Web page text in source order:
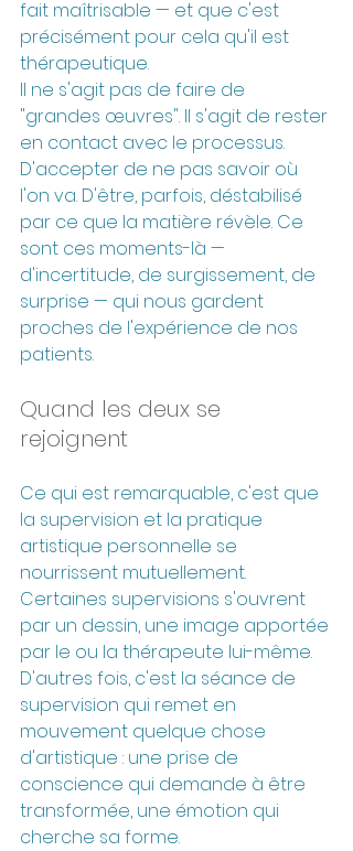
fait maîtrisable — et que c'est
précisément pour cela qu'il est
thérapeutique.
Il ne s'agit pas de faire de
"grandes œuvres". Il s'agit de rester
en contact avec le processus.
D'accepter de ne pas savoir où
l'on va. D'être, parfois, déstabilisé
par ce que la matière révèle. Ce
sont ces moments-là —
d'incertitude, de surgissement, de
surprise — qui nous gardent
proches de l'expérience de nos
patients.
Quand les deux se
rejoignent
Ce qui est remarquable, c'est que
la supervision et la pratique
artistique personnelle se
nourrissent mutuellement.
Certaines supervisions s'ouvrent
par un dessin, une image apportée
par le ou la thérapeute lui-même.
D'autres fois, c'est la séance de
supervision qui remet en
mouvement quelque chose
d'artistique : une prise de
conscience qui demande à être
transformée, une émotion qui
cherche sa forme.